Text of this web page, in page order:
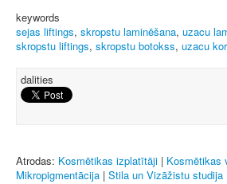
keywords
sejas liftings, skropstu laminēšana, uzacu
skropstu liftings, skropstu botokss, uzacu
dalities
Atrodas: Kosmētikas izplatītāji | Kosmētikas
Mikropigmentācija | Stila un Vizāžistu studija